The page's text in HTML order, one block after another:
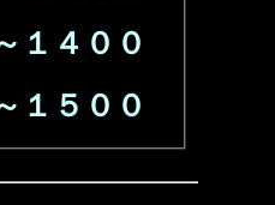
１４００
１５００